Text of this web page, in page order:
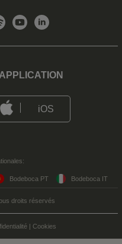
iOS
Bodeboca PT Bodeboca IT
droits réservés
| Cookies